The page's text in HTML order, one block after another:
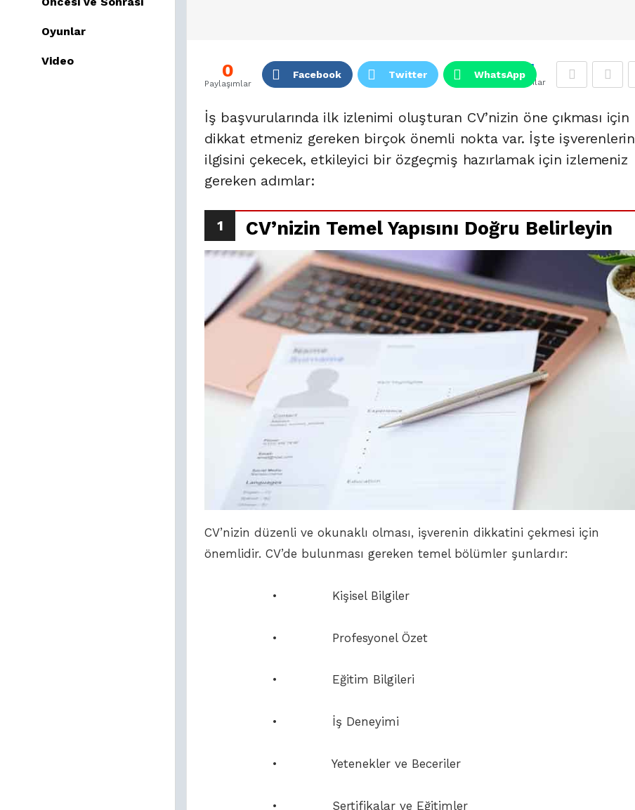
0
Paylaşımlar
Facebook Twitter WhatsApp 4
Puanlar
İş başvurularında ilk izlenimi oluşturan CV’nizin öne çıkması için
dikkat etmeniz gereken birçok önemli nokta var. İşte işverenlerin
ilgisini çekecek, etkileyici bir özgeçmiş hazırlamak için izlemeniz
gereken adımlar:
1 CV’nizin Temel Yapısını Doğru Belirleyin
CV’nizin düzenli ve okunaklı olması, işverenin dikkatini çekmesi için
önemlidir. CV’de bulunması gereken temel bölümler şunlardır:
• Kişisel Bilgiler
• Profesyonel Özet
• Eğitim Bilgileri
• İş Deneyimi
• Yetenekler ve Beceriler
• Sertifikalar ve Eğitimler
Oyunlar
Video